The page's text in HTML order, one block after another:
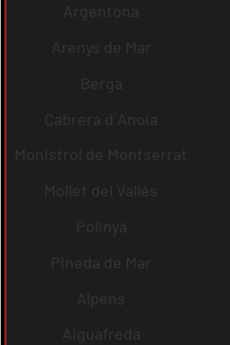
Argentona
Arenys de Mar
Berga
Cabrera d´Anoia
Monistrol de Montserrat
Mollet del Vallès
Polinyà
Pineda de Mar
Alpens
Aiguafreda